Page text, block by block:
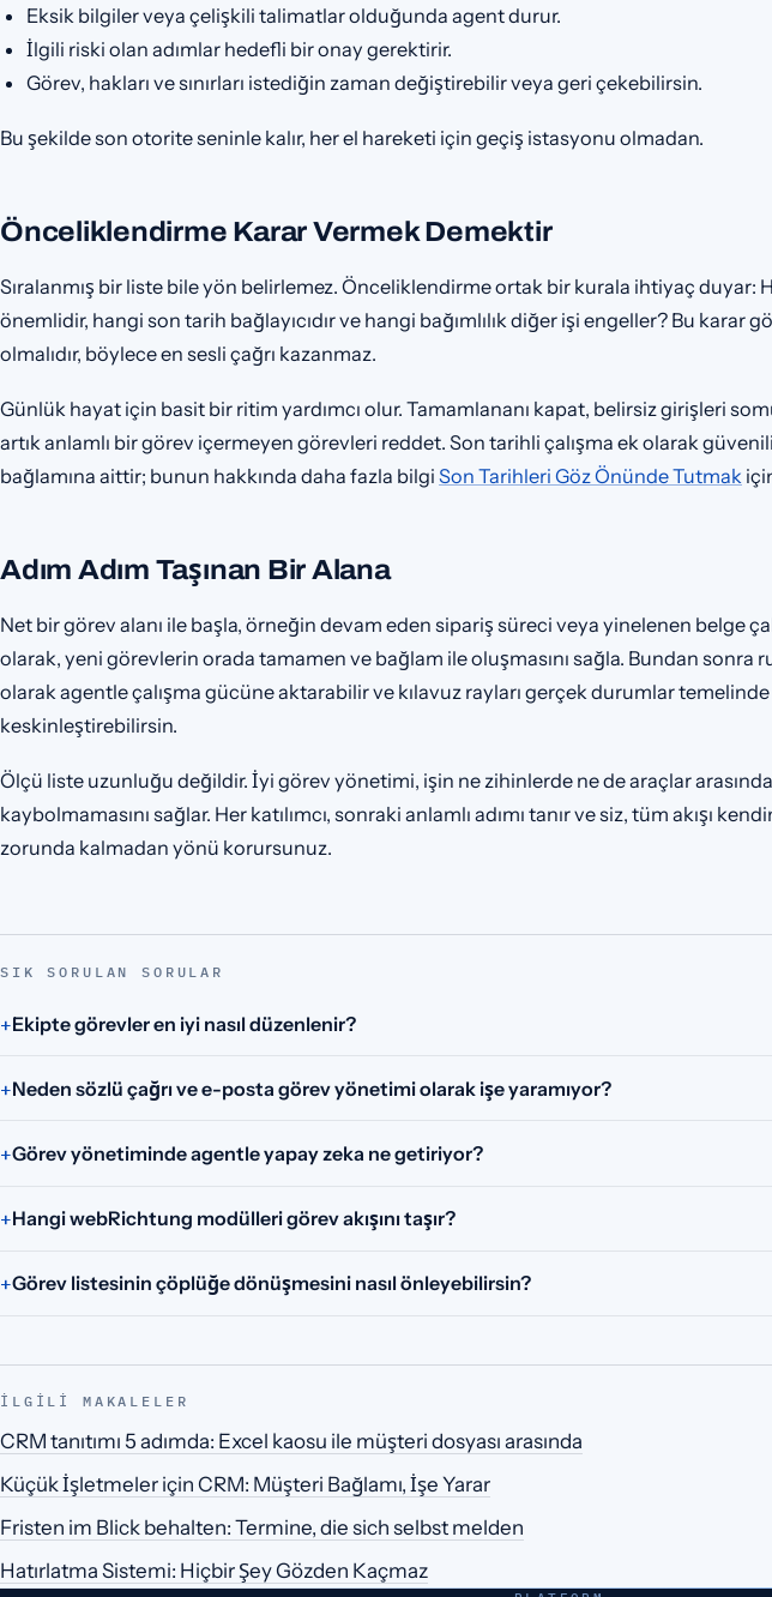
Eksik bilgiler veya çelişkili talimatlar olduğunda agent durur.
İlgili riski olan adımlar hedefli bir onay gerektirir.
Görev, hakları ve sınırları istediğin zaman değiştirebilir veya geri çekebilirsin.
Bu şekilde son otorite seninle kalır, her el hareketi için geçiş istasyonu olmadan.
Önceliklendirme Karar Vermek Demektir
Sıralanmış bir liste bile yön belirlemez. Önceliklendirme ortak bir kurala ihtiyaç duyar:
önemlidir, hangi son tarih bağlayıcıdır ve hangi bağımlılık diğer işi engeller? Bu karar
olmalıdır, böylece en sesli çağrı kazanmaz.
Günlük hayat için basit bir ritim yardımcı olur. Tamamlananı kapat, belirsiz girişleri
artık anlamlı bir görev içermeyen görevleri reddet. Son tarihli çalışma ek olarak
bağlamına aittir; bunun hakkında daha fazla bilgi Son Tarihleri Göz Önünde Tutmak
Adım Adım Taşınan Bir Alana
Net bir görev alanı ile başla, örneğin devam eden sipariş süreci veya yinelenen belge
olarak, yeni görevlerin orada tamamen ve bağlam ile oluşmasını sağla. Bundan sonra
olarak agentle çalışma gücüne aktarabilir ve kılavuz rayları gerçek durumlar temelinde
keskinleştirebilirsin.
Ölçü liste uzunluğu değildir. İyi görev yönetimi, işin ne zihinlerde ne de araçlar arasında
kaybolmamasını sağlar. Her katılımcı, sonraki anlamlı adımı tanır ve siz, tüm akışı
zorunda kalmadan yönü korursunuz.
SIK SORULAN SORULAR
Ekipte görevler en iyi nasıl düzenlenir?
Neden sözlü çağrı ve e-posta görev yönetimi olarak işe yaramıyor?
Görev yönetiminde agentle yapay zeka ne getiriyor?
Hangi webRichtung modülleri görev akışını taşır?
Görev listesinin çöplüğe dönüşmesini nasıl önleyebilirsin?
İLGILI MAKALELER
CRM tanıtımı 5 adımda: Excel kaosu ile müşteri dosyası arasında
Küçük İşletmeler için CRM: Müşteri Bağlamı, İşe Yarar
Fristen im Blick behalten: Termine, die sich selbst melden
Hatırlatma Sistemi: Hiçbir Şey Gözden Kaçmaz